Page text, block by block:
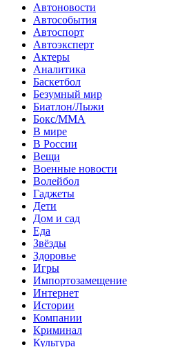
Автоновости
Автособытия
Автоспорт
Автоэксперт
Актеры
Аналитика
Баскетбол
Безумный мир
Биатлон/Лыжи
Бокс/MMA
В мире
В России
Вещи
Военные новости
Волейбол
Гаджеты
Дети
Дом и сад
Еда
Звёзды
Здоровье
Игры
Импортозамещение
Интернет
Истории
Компании
Криминал
Культура